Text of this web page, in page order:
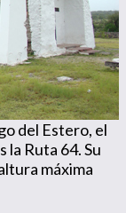
del Estero, el
la Ruta 64. Su
máxima